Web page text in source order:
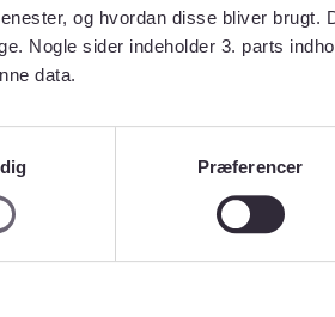
og hvordan disse bliver
Nogle sider indeholder 3. parts
data.
Præferencer